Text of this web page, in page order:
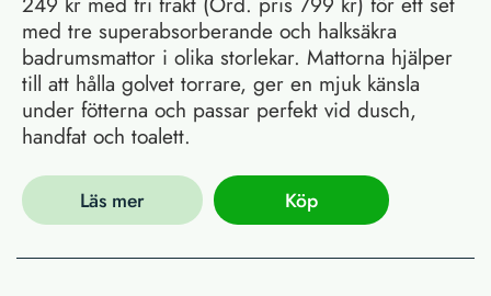
med tre superabsorberande och halksäkra
badrumsmattor i olika storlekar. Mattorna hjälper
till att hålla golvet torrare, ger en mjuk känsla
under fötterna och passar perfekt vid dusch,
handfat och toalett.
Läs mer Köp